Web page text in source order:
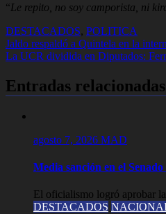
“Le repito, no soy camporista, ni
DESTACADOS, POLITICA
Navegación
de
entradas
Jaldo respaldó a Quintela en la
La UCR dividida en Diputados:
Entradas relacionadas
agosto 7, 2026 MAD
Media sanción en el
El oficialismo logró aprobar
DESTACADOS